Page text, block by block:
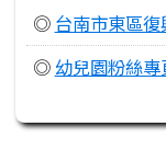
◎ 台南市東區
◎ 幼兒園粉絲專